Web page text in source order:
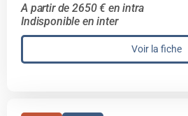
A partir de 2650 € en intra
Indisponible en inter
Voir la fiche